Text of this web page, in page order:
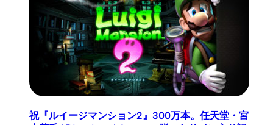
祝『ルイージマンション2』300万本。任天堂・宮